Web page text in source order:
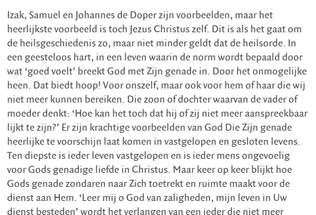
Izak, Samuel en Johannes de Doper zijn voorbeelden, maar het
heerlijkste voorbeeld is toch Jezus Christus zelf. Dit is als het gaat om
de heilsgeschiedenis zo, maar niet minder geldt dat de heilsorde. In
een geesteloos hart, in een leven waarin de norm wordt bepaald door
wat ‘goed voelt’ breekt God met Zijn genade in. Door het onmogelijke
heen. Dat biedt hoop! Voor onszelf, maar ook voor hem of haar die wij
niet meer kunnen bereiken. Die zoon of dochter waarvan de vader of
moeder denkt: ‘Hoe kan het toch dat hij of zij niet meer aanspreekbaar
lijkt te zijn?’ Er zijn krachtige voorbeelden van God Die Zijn genade
heerlijke te voorschijn laat komen in vastgelopen en gesloten levens.
Ten diepste is ieder leven vastgelopen en is ieder mens ongevoelig
voor Gods genadige liefde in Christus. Maar keer op keer blijkt hoe
Gods genade zondaren naar Zich toetrekt en ruimte maakt voor de
dienst aan Hem. ‘Leer mij o God van zaligheden, mijn leven in Uw
dienst besteden’ wordt het verlangen van een ieder die niet meer